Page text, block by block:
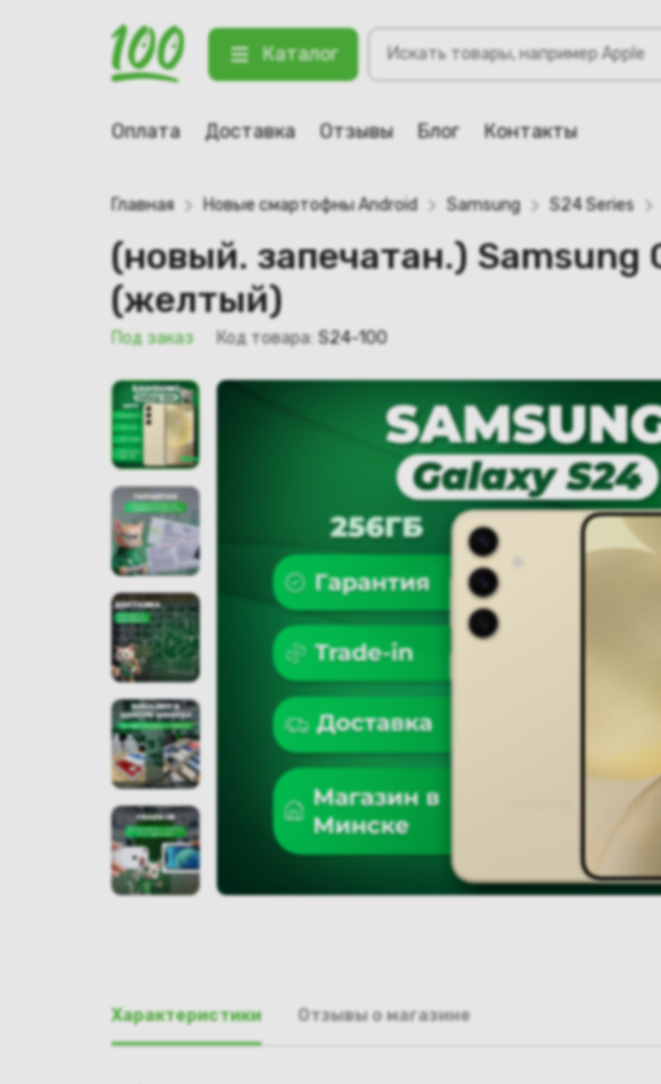
Каталог
товаров
Оплата Доставка Отзывы Блог Контакты
(новый. запечатан.) Samsung Galaxy S24
123 Под заказ
Главная Новые смартофны Android Samsung S24 Series
(новый. запечатан.) Samsung
(желтый)
Под заказ Код товара: S24-100
Характеристики Отзывы о магазине